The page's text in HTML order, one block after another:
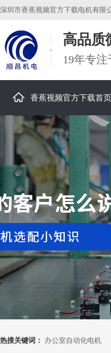
深圳市香蕉视频官方下载电机有限公司
高品质
19年专
香蕉视频官方下载首页
关于香蕉视频官方下载
热搜关键词： 办公室自动化电机